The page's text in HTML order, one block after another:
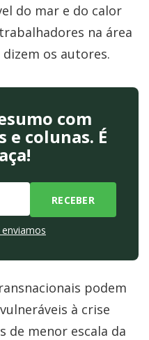
do mar e do calor
na área
os autores.
com
e colunas. É
podem
à crise
de menor escala da